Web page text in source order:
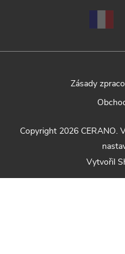
Zásady
Vytvořil
Copyright 2026 CERANO.